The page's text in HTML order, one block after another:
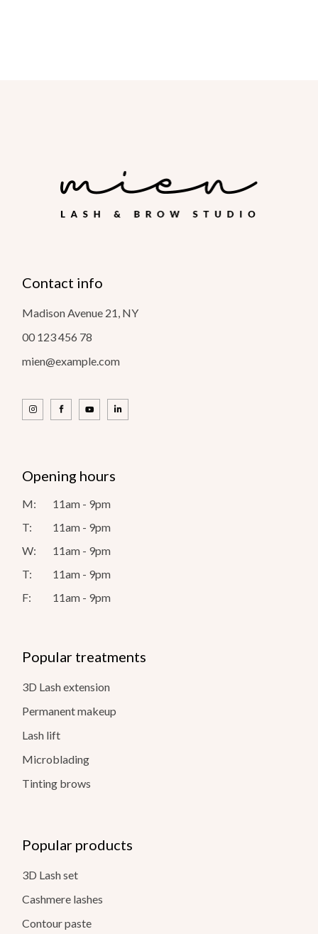
Contact info
Madison Avenue 21, NY
00 123 456 78
mien@example.com
Opening hours
M:
11am - 9pm
T:
11am - 9pm
W:
11am - 9pm
T:
11am - 9pm
F:
11am - 9pm
Popular treatments
3D Lash extension
Permanent makeup
Lash lift
Microblading
Tinting brows
Popular products
3D Lash set
Cashmere lashes
Contour paste